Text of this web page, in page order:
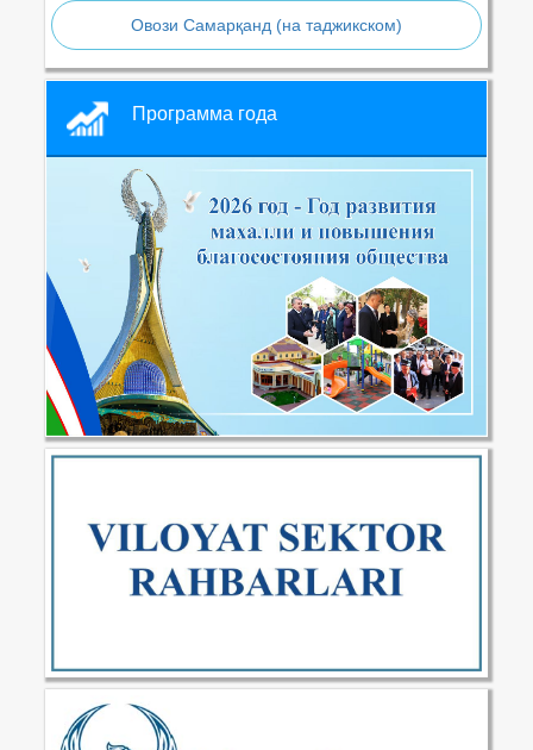
Овози Самарқанд (на таджикском)
Программа года